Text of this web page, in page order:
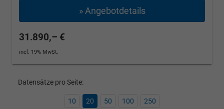
» Angebotdetails
31.890,– €
incl. 19% MwSt.
Datensätze pro Seite:
10 20 50 100 250